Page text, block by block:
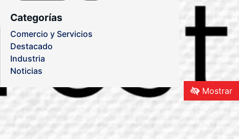
Mostrar
Categorías
Comercio y Servicios
Destacado
Industria
Noticias